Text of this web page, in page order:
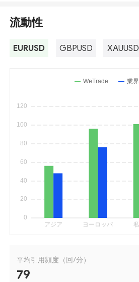
流動性
EURUSD GBPUSD XAUUSD
平均引用頻度（回/分）
79